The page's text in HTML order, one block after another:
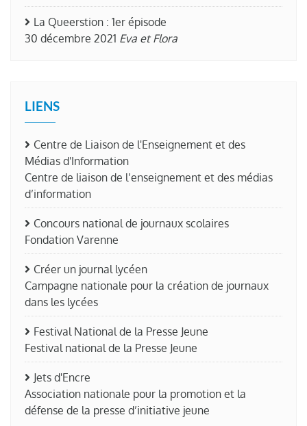
La Queerstion : 1er épisode
30 décembre 2021 Eva et Flora
LIENS
Centre de Liaison de l'Enseignement et des
Médias d'Information
Centre de liaison de l’enseignement et des médias
d’information
Concours national de journaux scolaires
Fondation Varenne
Créer un journal lycéen
Campagne nationale pour la création de journaux
dans les lycées
Festival National de la Presse Jeune
Festival national de la Presse Jeune
Jets d'Encre
Association nationale pour la promotion et la
défense de la presse d’initiative jeune